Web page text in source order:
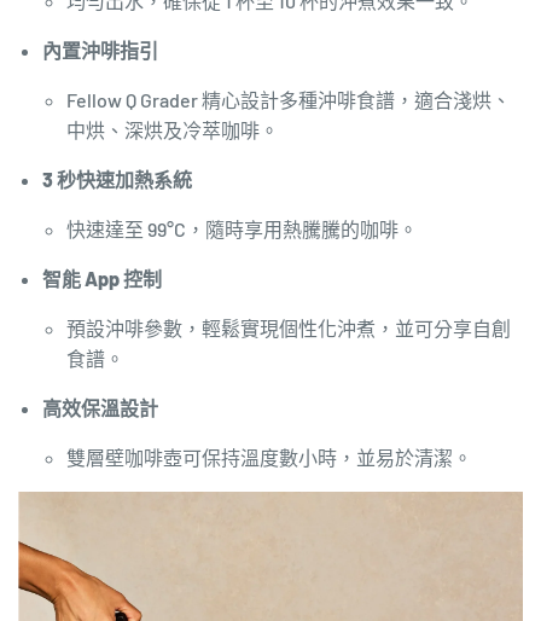
內置沖啡指引
Fellow Q Grader 精心設計多種沖啡食譜，適合淺烘、
中烘、深烘及冷萃咖啡。
3 秒快速加熱系統
快速達至 99°C，隨時享用熱騰騰的咖啡。
智能 App 控制
預設沖啡參數，輕鬆實現個性化沖煮，並可分享自創
食譜。
高效保溫設計
雙層壁咖啡壺可保持溫度數小時，並易於清潔。